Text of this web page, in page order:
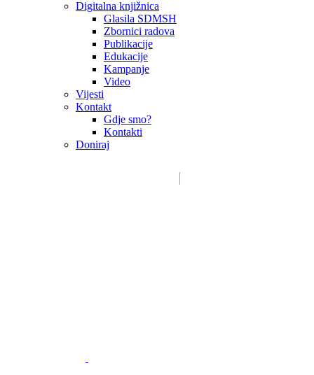
Digitalna knjižnica
Glasila SDMSH
Zbornici radova
Publikacije
Edukacije
Kampanje
Video
Vijesti
Kontakt
Gdje smo?
Kontakti
Doniraj